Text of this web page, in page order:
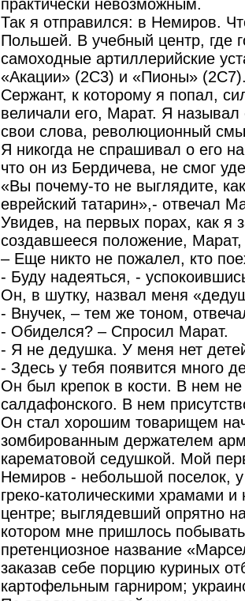
практически невозможным.
Так я отправился: в Немиров.
Польшей. В учебный центр, где
самоходные артиллерийские
«Акации» (2С3) и «Пионы»
Сержант, к которому я попал,
величали его, Марат. Я
свои слова, революционный
Я никогда не спрашивал о его
что он из Бердичева, не смог
«Вы почему-то не выглядите,
еврейский татарин»,- отвечал
Увидев, на первых порах, как я
создавшееся положение, Марат,
– Еще никто не пожалел, кто
- Буду надеяться, -
Он, в шутку, назвал меня
- Внучек, – тем же тоном,
- Обиделся? – Спросил Марат.
- Я не дедушка. У меня нет
- Здесь у тебя появится много
Он был крепок в кости. В нем
салдафонского. В нем
Он стал хорошим товарищем
зомбированным держателем
карематовой седушкой. Мой
Немиров - небольшой поселок,
греко-католическими храмами
центре; выглядевший опрятно
котором мне пришлось
претенциозное название
заказав себе порцию куриных
картофельным гарниром;